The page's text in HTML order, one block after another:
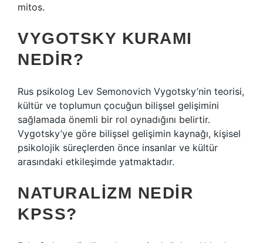
mitos.
VYGOTSKY KURAMI
NEDIR?
Rus psikolog Lev Semonovich Vygotsky’nin teorisi,
kültür ve toplumun çocuğun bilişsel gelişimini
sağlamada önemli bir rol oynadığını belirtir.
Vygotsky’ye göre bilişsel gelişimin kaynağı, kişisel
psikolojik süreçlerden önce insanlar ve kültür
arasındaki etkileşimde yatmaktadır.
NATURALIZM NEDIR
KPSS?